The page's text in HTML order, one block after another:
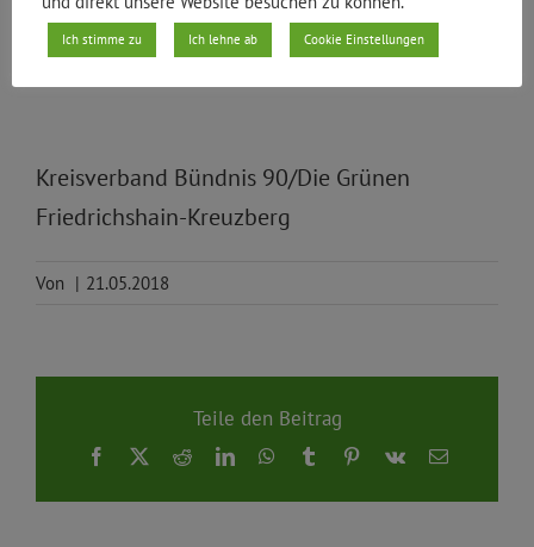
Strafanzeigen gegen die Aktivist*innen.
Kreisverband Bündnis 90/Die Grünen
Friedrichshain-Kreuzberg
Von | 21.05.2018
Teile den Beitrag
Facebook
X RedditLinkedInWhatsApp
TumblrPinterest
Vk
E-
Ich stimme zu Ich lehne ab Cookie Einstellungen